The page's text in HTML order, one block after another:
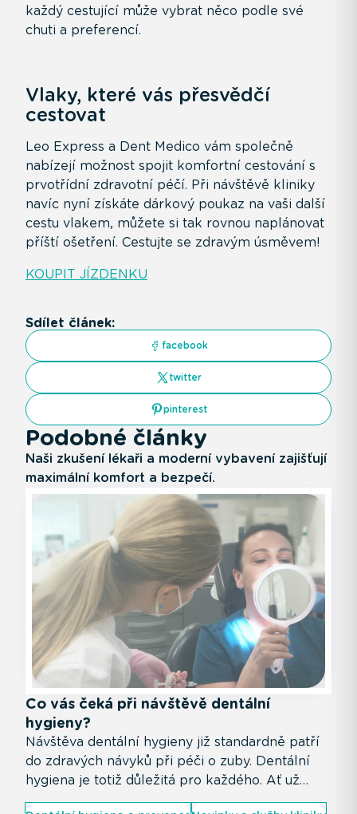
každý cestující může vybrat něco podle své
chuti a preferencí.
Vlaky, které vás přesvědčí
cestovat
Leo Express a Dent Medico vám společně
nabízejí možnost spojit komfortní cestování s
prvotřídní zdravotní péčí. Při návštěvě kliniky
navíc nyní získáte dárkový poukaz na vaši další
cestu vlakem, můžete si tak rovnou naplánovat
příští ošetření. Cestujte se zdravým úsměvem!
KOUPIT JÍZDENKU
Sdílet článek:
facebook
twitter
pinterest
Podobné články
Naši zkušení lékaři a moderní vybavení zajišťují
maximální komfort a bezpečí.
Co vás čeká při návštěvě dentální
hygieny?
Návštěva dentální hygieny již standardně patří
do zdravých návyků při péči o zuby. Dentální
hygiena je totiž důležitá pro každého. Ať už
řešíte konkrétní potíže, nebo jen chcete mít